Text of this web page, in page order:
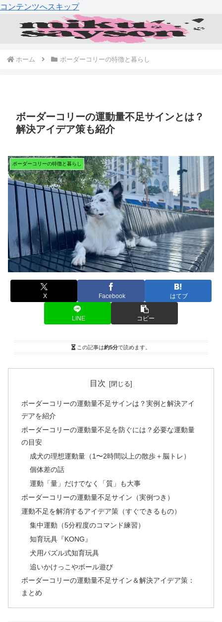
コンテンツへスキップ
ホーム ボーダーコリーの特徴と暮らし
ボーダーコリーの運動量不足サインとは？
解決アイデア策も紹介
ボーダーコリーの特徴と暮らし
X Facebook はてブ
LINE コピー
この記事は約5分で読めます。
目次
ボーダーコリーの運動量不足サインは？実例と解決アイ
デアを紹介
ボーダーコリーの運動量不足を防ぐには？必要な運動量
の目安
成犬の理想運動量（1〜2時間以上の散歩＋脳トレ）
個体差の話
運動「量」だけでなく「質」も大事
ボーダーコリーの運動量不足サイン（実例つき）
運動不足を解消するアイデア策（すぐできるもの）
集中運動（5分程度のコマンド練習）
知育玩具『KONG』
犬用パズル式知育玩具
追いかけっこやボール遊び
ボーダーコリーの運動量不足サイン＆解決アイデア策：
まとめ